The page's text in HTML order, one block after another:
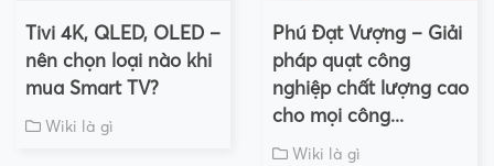
Tivi 4K, QLED, OLED –
nên chọn loại nào khi
mua Smart TV?
Wiki là gì
Phú Đạt Vượng – Giải
pháp quạt công
nghiệp chất lượng cao
cho mọi công...
Wiki là gì